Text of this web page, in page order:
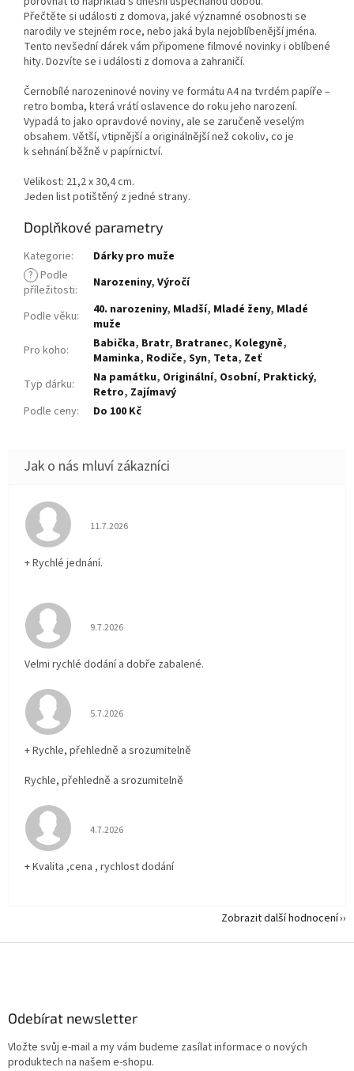
Přečtěte si události z domova, jaké významné osobnosti se
narodily ve stejném roce, nebo jaká byla nejoblíbenější jména.
Tento nevšední dárek vám připomene filmové novinky i oblíbené
hity. Dozvíte se i události z domova a zahraničí.
Černobílé narozeninové noviny ve formátu A4 na tvrdém papíře –
retro bomba, která vrátí oslavence do roku jeho narození.
Vypadá to jako opravdové noviny, ale se zaručeně veselým
obsahem. Větší, vtipnější a originálnější než cokoliv, co je
k sehnání běžně v papírnictví.
Velikost: 21,2 x 30,4 cm.
Jeden list potištěný z jedné strany.
Doplňkové parametry
Kategorie:
Dárky pro muže
? Podle
příležitosti: Narozeniny, Výročí
Podle věku: 40. narozeniny, Mladší, Mladé ženy, Mladé
muže
Pro koho: Babička, Bratr, Bratranec, Kolegyně,
Maminka, Rodiče, Syn, Teta, Zeť
Typ dárku: Na památku, Originální, Osobní, Praktický,
Retro, Zajímavý
Podle ceny: Do 100 Kč
Hodnocení obchodu je 5 z 5 hvězdiček.
11.7.2026
+ Rychlé jednání.
Hodnocení obchodu je 5 z 5 hvězdiček.
9.7.2026
Velmi rychlé dodání a dobře zabalené.
Hodnocení obchodu je 5 z 5 hvězdiček.
5.7.2026
+ Rychle, přehledně a srozumitelně
Rychle, přehledně a srozumitelně
Hodnocení obchodu je 5 z 5 hvězdiček.
4.7.2026
+ Kvalita ,cena , rychlost dodání
Zobrazit další hodnocení
Odebírat newsletter
Vložte svůj e-mail a my vám budeme zasílat informace o nových
produktech na našem e-shopu.